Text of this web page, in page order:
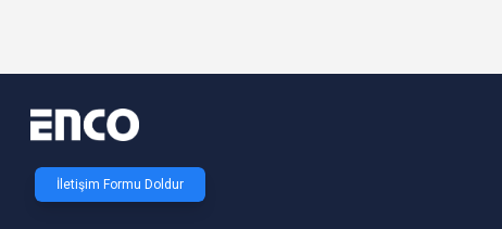
İletişim Formu Doldur